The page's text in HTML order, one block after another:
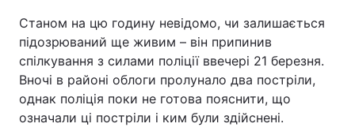
Станом на цю годину невідомо, чи залишається
підозрюваний ще живим – він припинив
спілкування з силами поліції ввечері 21 березня.
Вночі в районі облоги пролунало два постріли,
однак поліція поки не готова пояснити, що
означали ці постріли і ким були здійснені.